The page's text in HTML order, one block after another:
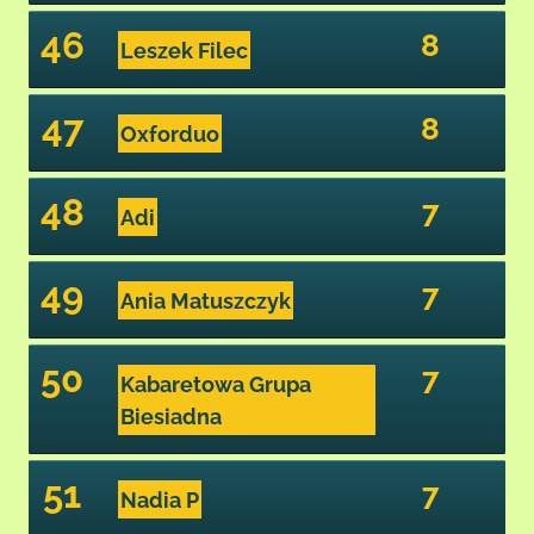
46 Leszek Filec 8
47 Oxforduo 8
48 Adi 7
49 Ania Matuszczyk 7
50
Kabaretowa Grupa
Biesiadna
7
51 Nadia P 7